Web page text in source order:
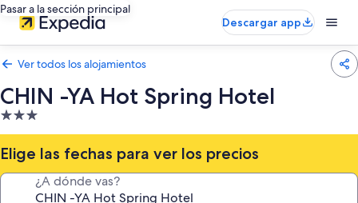
Pasar a la sección principal
Descargar app
Ver todos los alojamientos
CHIN -YA Hot Spring Hotel
Alojamiento
de
3.0 estrellas
Elige las fechas para ver los precios
¿A dónde vas?